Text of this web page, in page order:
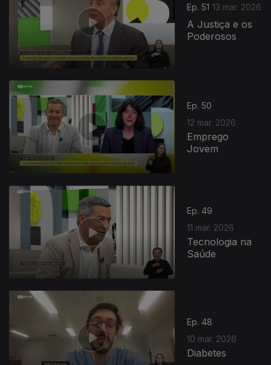
Ep. 51 13 mar. 2026
A Justiça e os
Poderosos
Ep. 50
12 mar. 2026
Emprego
Jovem
Ep. 49
11 mar. 2026
Tecnologia na
Saúde
Ep. 48
10 mar. 2026
Diabetes